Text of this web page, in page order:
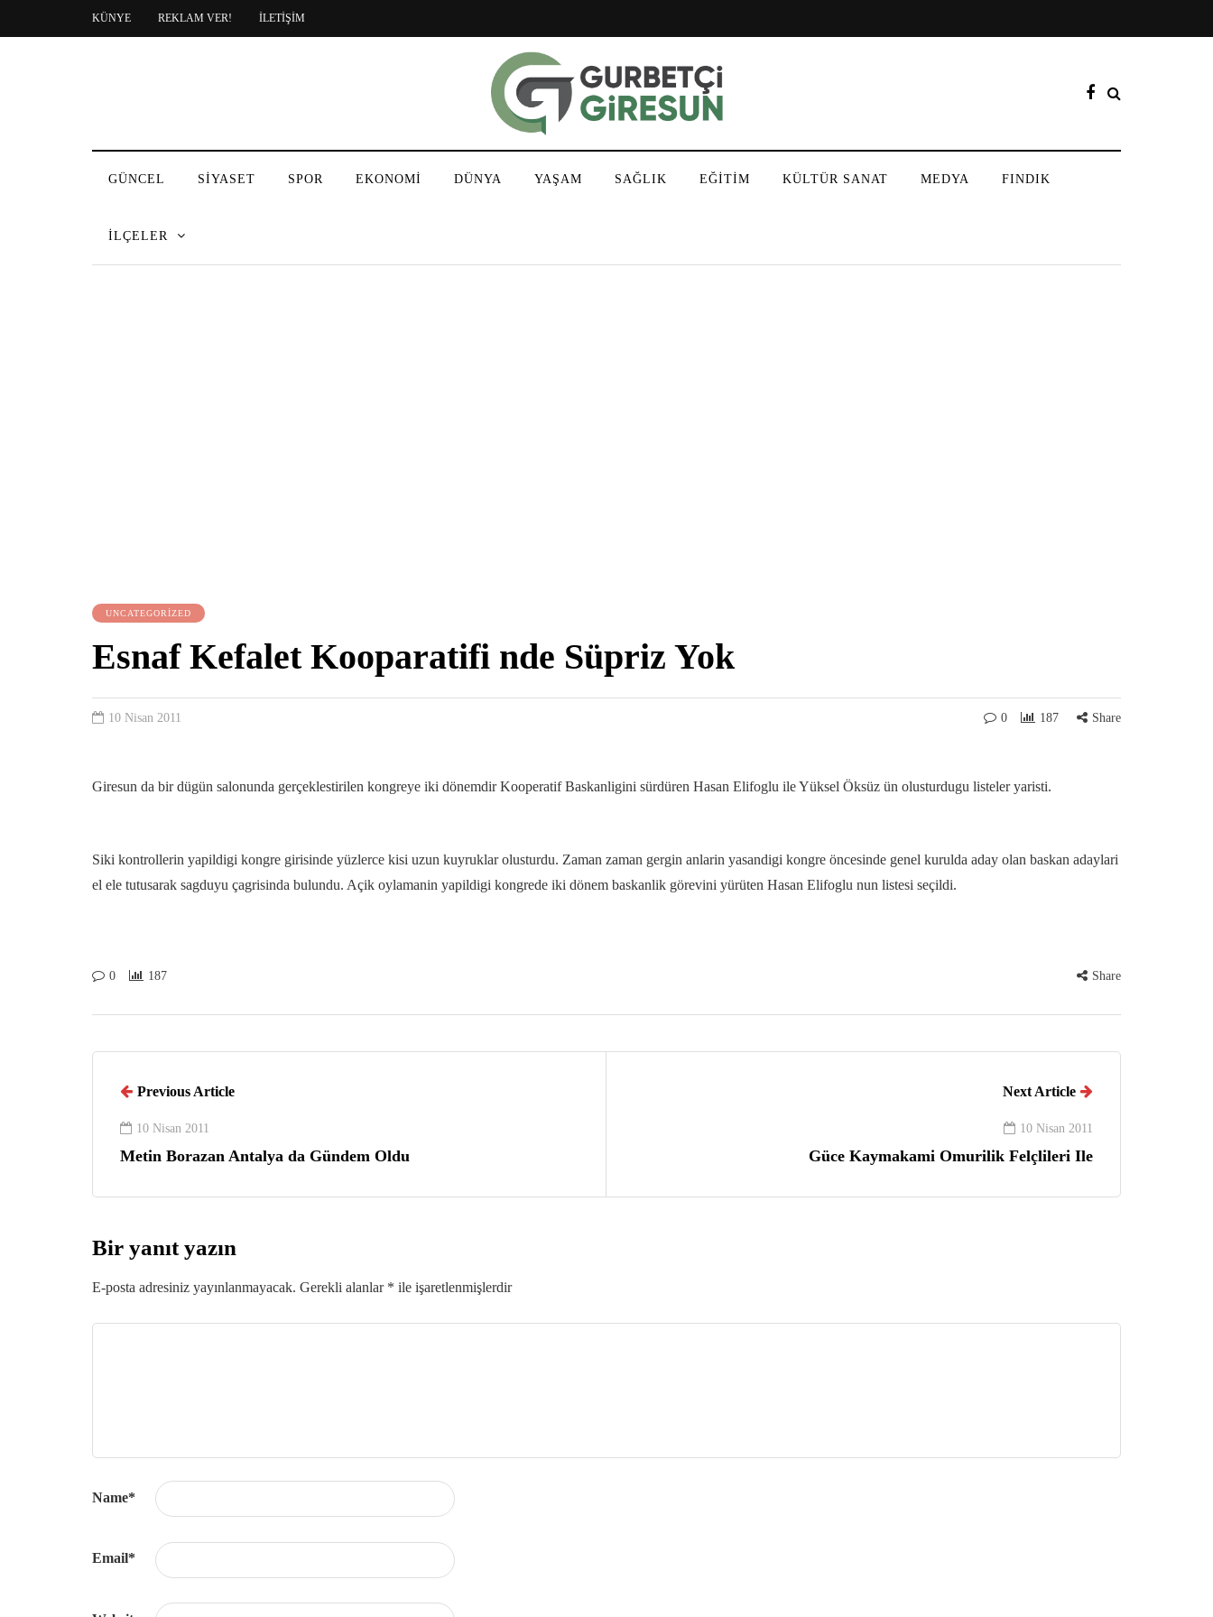
KÜNYE REKLAM VER! İLETİŞİM
GÜNCEL SİYASET SPOR EKONOMİ DÜNYA YAŞAM SAĞLIK EĞİTİM KÜLTÜR SANAT MEDYA FINDIK
İLÇELER
UNCATEGORIZED
Esnaf Kefalet Kooparatifi nde Süpriz Yok
10 Nisan 2011 0 187 Share
Giresun da bir dügün salonunda gerçeklestirilen kongreye iki dönemdir Kooperatif Baskanligini sürdüren Hasan Elifoglu ile Yüksel Öksüz ün olusturdugu listeler yaristi.
Siki kontrollerin yapildigi kongre girisinde yüzlerce kisi uzun kuyruklar olusturdu. Zaman zaman gergin anlarin yasandigi kongre öncesinde genel kurulda aday olan baskan adaylari
el ele tutusarak sagduyu çagrisinda bulundu. Açik oylamanin yapildigi kongrede iki dönem baskanlik görevini yürüten Hasan Elifoglu nun listesi seçildi.
0 187 Share
Previous Article
10 Nisan 2011
Metin Borazan Antalya da Gündem Oldu
Next Article
10 Nisan 2011
Güce Kaymakami Omurilik Felçlileri Ile
Bir yanıt yazın
E-posta adresiniz yayınlanmayacak. Gerekli alanlar * ile işaretlenmişlerdir
Name*
Email*